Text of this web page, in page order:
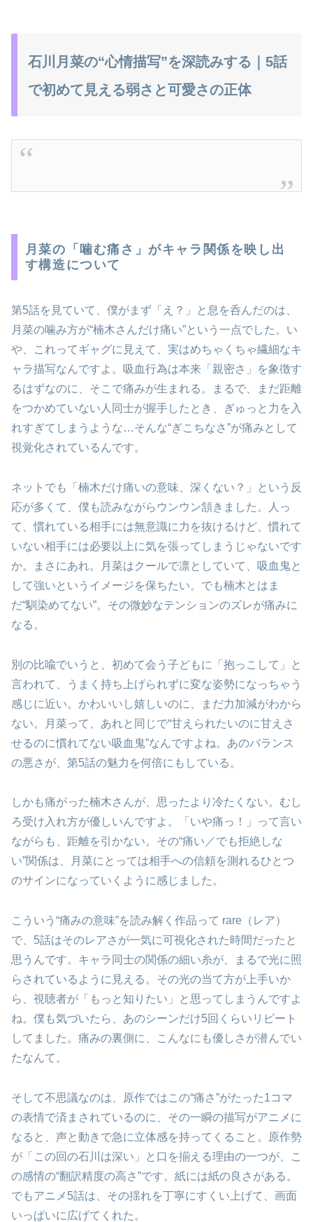
石川月菜の“心情描写”を深読みする｜5話
で初めて見える弱さと可愛さの正体
月菜の「噛む痛さ」がキャラ関係を映し出
す構造について
第5話を見ていて、僕がまず「え？」と息を呑んだのは、
月菜の噛み方が“楠木さんだけ痛い”という一点でした。い
や、これってギャグに見えて、実はめちゃくちゃ繊細なキ
ャラ描写なんですよ。吸血行為は本来「親密さ」を象徴す
るはずなのに、そこで痛みが生まれる。まるで、まだ距離
をつかめていない人同士が握手したとき、ぎゅっと力を入
れすぎてしまうような…そんな“ぎこちなさ”が痛みとして
視覚化されているんです。
ネットでも「楠木だけ痛いの意味、深くない？」という反
応が多くて、僕も読みながらウンウン頷きました。人っ
て、慣れている相手には無意識に力を抜けるけど、慣れて
いない相手には必要以上に気を張ってしまうじゃないです
か。まさにあれ。月菜はクールで凛としていて、吸血鬼と
して強いというイメージを保ちたい。でも楠木とはま
だ“馴染めてない”。その微妙なテンションのズレが痛みに
なる。
別の比喩でいうと、初めて会う子どもに「抱っこして」と
言われて、うまく持ち上げられずに変な姿勢になっちゃう
感じに近い。かわいいし嬉しいのに、まだ力加減がわから
ない。月菜って、あれと同じで“甘えられたいのに甘えさ
せるのに慣れてない吸血鬼”なんですよね。あのバランス
の悪さが、第5話の魅力を何倍にもしている。
しかも痛がった楠木さんが、思ったより冷たくない。むし
ろ受け入れ方が優しいんですよ。「いや痛っ！」って言い
ながらも、距離を引かない。その“痛い／でも拒絶しな
い”関係は、月菜にとっては相手への信頼を測れるひとつ
のサインになっていくように感じました。
こういう“痛みの意味”を読み解く作品って rare（レア）
で、5話はそのレアさが一気に可視化された時間だったと
思うんです。キャラ同士の関係の細い糸が、まるで光に照
らされているように見える。その光の当て方が上手いか
ら、視聴者が「もっと知りたい」と思ってしまうんですよ
ね。僕も気づいたら、あのシーンだけ5回くらいリピート
してました。痛みの裏側に、こんなにも優しさが潜んでい
たなんて。
そして不思議なのは、原作ではこの“痛さ”がたった1コマ
の表情で済まされているのに、その一瞬の描写がアニメに
なると、声と動きで急に立体感を持ってくること。原作勢
が「この回の石川は深い」と口を揃える理由の一つが、こ
の感情の“翻訳精度の高さ”です。紙には紙の良さがある。
でもアニメ5話は、その揺れを丁寧にすくい上げて、画面
いっぱいに広げてくれた。